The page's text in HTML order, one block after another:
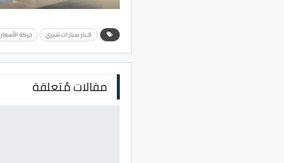
اخبار سيارات شيري حركة الأسعار
مقالات مُتعلقة